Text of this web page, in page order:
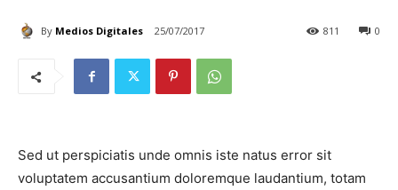
By Medios Digitales 25/07/2017 0
811
Sed ut perspiciatis unde omnis iste natus error sit
voluptatem accusantium doloremque laudantium, totam